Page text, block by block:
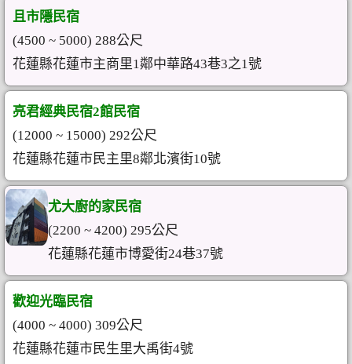
且市隱民宿
(4500 ~ 5000) 288公尺
花蓮縣花蓮市主商里1鄰中華路43巷3之1號
亮君經典民宿2館民宿
(12000 ~ 15000) 292公尺
花蓮縣花蓮市民主里8鄰北濱街10號
尤大廚的家民宿
(2200 ~ 4200) 295公尺
花蓮縣花蓮市博愛街24巷37號
歡迎光臨民宿
(4000 ~ 4000) 309公尺
花蓮縣花蓮市民生里大禹街4號